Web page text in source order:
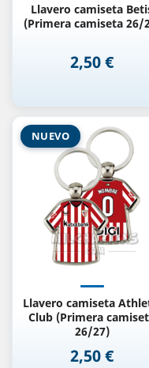
Llavero camiseta
(Primera camiseta 26/
Precio
2,50 €
Llavero camiseta
Club (Primera
26/27)
Precio
2,50 €
NUEVO